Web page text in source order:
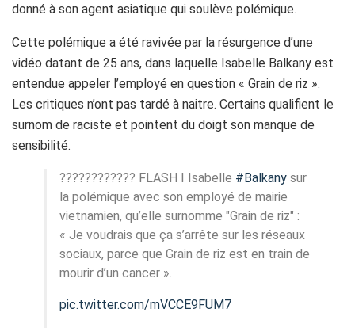
donné à son agent asiatique qui soulève polémique.
Cette polémique a été ravivée par la résurgence d’une
vidéo datant de 25 ans, dans laquelle Isabelle Balkany est
entendue appeler l’employé en question « Grain de riz ».
Les critiques n’ont pas tardé à naitre. Certains qualifient le
surnom de raciste et pointent du doigt son manque de
sensibilité.
???????????? FLASH I Isabelle #Balkany sur
la polémique avec son employé de mairie
vietnamien, qu’elle surnomme "Grain de riz" :
« Je voudrais que ça s’arrête sur les réseaux
sociaux, parce que Grain de riz est en train de
mourir d’un cancer ».
pic.twitter.com/mVCCE9FUM7